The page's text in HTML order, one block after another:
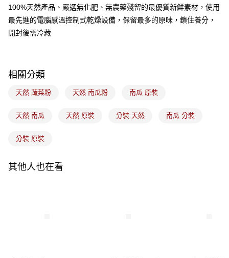
悠遊付
Google Pay
每筆NT$100，滿NT$1,500(含以上)免運費
常溫宅配-(限重20kg以下)
付款後門市自取
100%天然產品、嚴選無化肥、無農藥殘留的最優質新鮮素材，使用
最先進的電腦感溫控制式乾燥設備，保留最多的原味，鎖住養分，
開封後需冷藏
相關分類
天然 蔬菜粉 天然 南瓜粉 南瓜 原裝
天然 南瓜 天然 原裝 分裝 天然 南瓜 分裝
分裝 原裝
其他人也在看